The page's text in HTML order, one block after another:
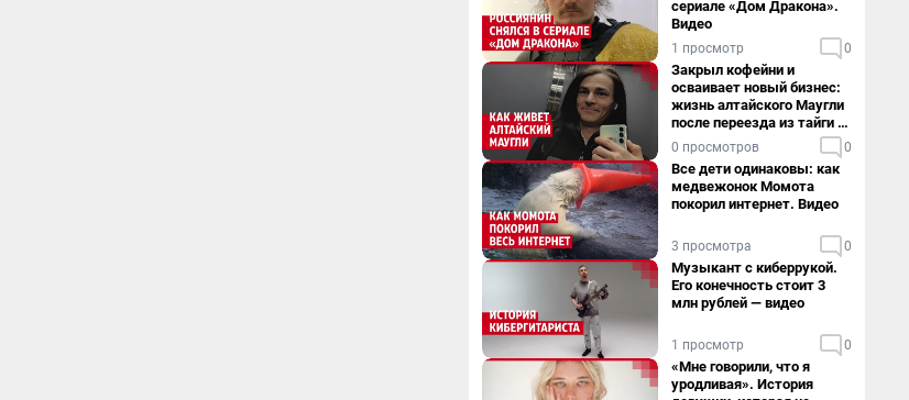
сериале «Дом Дракона».
Видео
1 просмотр 0
Закрыл кофейни и
осваивает новый бизнес:
жизнь алтайского Маугли
после переезда из тайги в
столицу
0 просмотров 0
Все дети одинаковы: как
медвежонок Момота
покорил интернет. Видео
3 просмотра 0
Музыкант с киберрукой.
Его конечность стоит 3
млн рублей — видео
1 просмотр 0
«Мне говорили, что я
уродливая». История